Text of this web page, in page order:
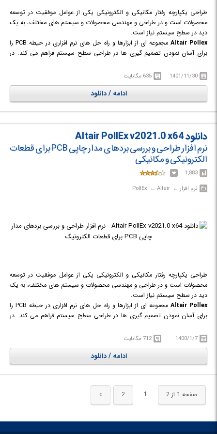
طراحی یکپارچه رفتار مکانیکی و الکترونیکی یکی از عوامل موفقیت در توسعه
محصولات است و در طراحی و مهندسی محصولات و سیستم های مختلف، به یک
دید در سطح سیستم نیاز است.
Altair Pollex
مجموعه ای از ابزارها و راه حل های نرم افزاری در حیطه PCB را
برای آسان نمودن تصمیم گیری ها در طراحی سطح سیستم فراهم می کند. در
الکترونیک و تولید گردآوری نموده است.
PollEx یک راه حل باز است که داده ها را بی عیب و نقص بین محیط های
مختلف ECAD و شبیه سازی انتقال می دهد. در حالی که ابزارهای طراحی PCB به
طور سنتی برای مهندسین طراحی PCB در نظر گرفته شده است، مهندسین سایر
رشته ها مانند طراحی سخت افزار، ساخت و آزمایش قطعات مکانیکی و ... نیز می
از این ابزارها استفاده کنند. ابزارهای PCB Modeler ارائه شده در این مجموعه
امکان مشاهده، ویرایش، اندازه گیری عناصرطرح، پیدا کردن اشیاء، مشاهده
می کنند.
1401/11/30 635 مگابایت
ادامه / دانلود
دانلود Altair PollEx v2021.0 x64
نرم افزار طراحی و بررسی بردهای مدار چاپی PCB برای قطعات
الکترونیکی و مکانیکی
1,883
نرم افزار‎ ← ‏ Altair‎ ← ‏ PollEx
طراحی یکپارچه رفتار مکانیکی و الکترونیکی یکی از عوامل موفقیت در توسعه
محصولات است و در طراحی و مهندسی محصولات و سیستم های مختلف، به یک
دید در سطح سیستم نیاز است.
Altair Pollex
مجموعه ای از ابزارها و راه حل های نرم افزاری در حیطه PCB را
برای آسان نمودن تصمیم گیری ها در طراحی سطح سیستم فراهم می کند. در
الکترونیک و تولید گردآوری نموده است.
PollEx یک راه حل باز است که داده ها را بی عیب و نقص بین محیط های
مختلف ECAD و شبیه سازی انتقال می دهد. در حالی که ابزارهای طراحی PCB به
طور سنتی برای مهندسین طراحی PCB در نظر گرفته شده است، مهندسین سایر
رشته ها مانند طراحی سخت افزار، ساخت و آزمایش قطعات مکانیکی و ... نیز می
1400/1/7 712 مگابایت
ادامه / دانلود
صفحه 1 از 2 1
2
»